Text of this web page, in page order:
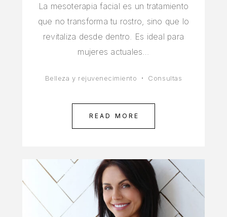
La mesoterapia facial es un tratamiento
que no transforma tu rostro, sino que lo
revitaliza desde dentro. Es ideal para
mujeres actuales…
Belleza y rejuvenecimiento Consultas
READ MORE